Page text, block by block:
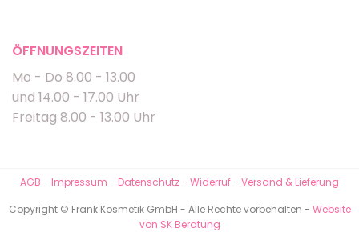
ÖFFNUNGSZEITEN
Mo - Do 8.00 - 13.00
und 14.00 - 17.00 Uhr
Freitag 8.00 - 13.00 Uhr
AGB - Impressum - Datenschutz- Widerruf- Versand & Lieferung
Copyright © Frank Kosmetik GmbH - Alle Rechte vorbehalten - Website
von SK Beratung